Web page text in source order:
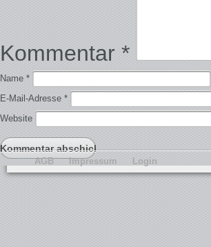
Kommentar *
Name *
E-Mail-Adresse *
Website
AGB Impressum Login